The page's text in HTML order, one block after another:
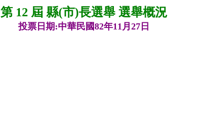
第 12 屆 縣(市)長選舉 選舉概況
投票日期:中華民國82年11月27日